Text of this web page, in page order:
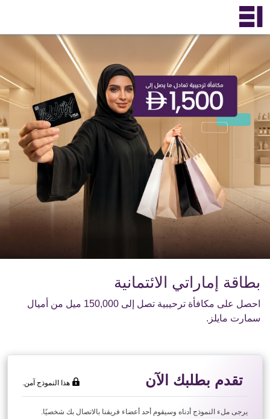
بطاقة إماراتي الائتمانية
احصل على مكافأة ترحيبية تصل إلى 150,000 ميل من أميال
سمارت مايلز.
تقدم بطلبك الآن هذا النموذج آمن.
يرجى ملء النموذج أدناه وسيقوم أحد أعضاء فريقنا بالاتصال بك شخصيًا.